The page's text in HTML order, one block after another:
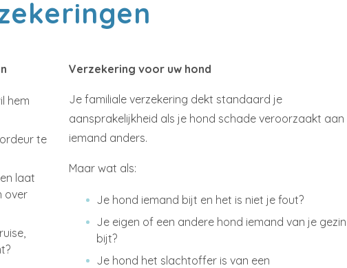
hem
te
laat
over
Verzekering voor uw hond
Je familiale verzekering dekt standaard je
aansprakelijkheid als je hond schade veroorzaakt aan
iemand anders.
Maar wat als:
Je hond iemand bijt en het is niet je fout?
Je eigen of een andere hond iemand van je gezin
bijt?
Je hond het slachtoffer is van een